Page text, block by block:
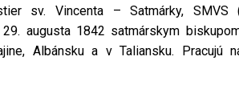
sv. Vincenta – Satmárky,
augusta 1842 satmárskym
Albánsku a v Taliansku.